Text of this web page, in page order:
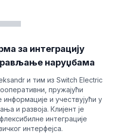
за интеграцију
наруџбама
и тим из Switch Electric
пружајући
и учествујући у
и развоја. Клијент је
интеграције
интерфејса.